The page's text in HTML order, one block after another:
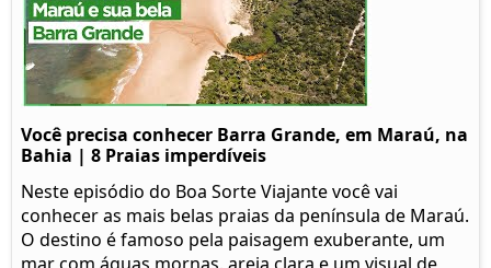
Você precisa conhecer Barra Grande, em Maraú, na
Bahia | 8 Praias imperdíveis
Neste episódio do Boa Sorte Viajante você vai
conhecer as mais belas praias da península de Maraú.
O destino é famoso pela paisagem exuberante, um